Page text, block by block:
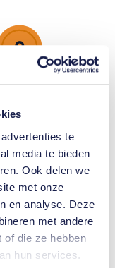
te
media te bieden
Ook delen we
met onze
en analyse. Deze
met andere
of die ze hebben
hun services.
0
Brons
0